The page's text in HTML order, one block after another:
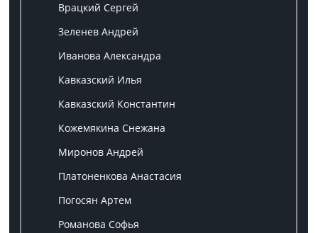
Врацкий Сергей
Зеленев Андрей
Иванова Александра
Кавказский Илья
Кавказский Константин
Кожемякина Снежана
Миронов Андрей
Платоненкова Анастасия
Погосян Артем
Романова Софья